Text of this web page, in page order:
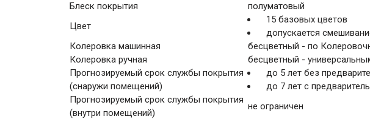
Блеск покрытия
полуматовый
Цвет
15 базовых цветов
допускается
Колеровка машинная
бесцветный - по
Колеровка ручная
бесцветный -
Прогнозируемый срок службы покрытия
(снаружи помещений)
до 5 лет без
до 7 лет с
Прогнозируемый срок службы покрытия
(внутри помещений)
не ограничен